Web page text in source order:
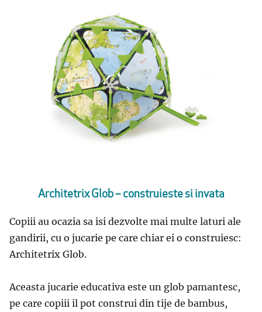
Architetrix Glob – construieste si invata
Copiii au ocazia sa isi dezvolte mai multe laturi ale
gandirii, cu o jucarie pe care chiar ei o construiesc:
Architetrix Glob.
Aceasta jucarie educativa este un glob pamantesc,
pe care copiii il pot construi din tije de bambus,